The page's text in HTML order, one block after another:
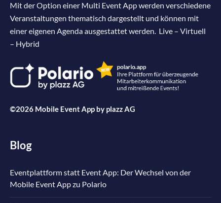
Mit der Option einer Multi Event App werden verschiedene
Veranstaltungen thematisch dargestellt und können mit
einer eigenen Agenda ausgestattet werden. Live – Virtuell
– Hybrid
©2026 Mobile Event App by plazz AG
Blog
Eventplattform statt Event App: Der Wechsel von der
Mobile Event App zu Polario